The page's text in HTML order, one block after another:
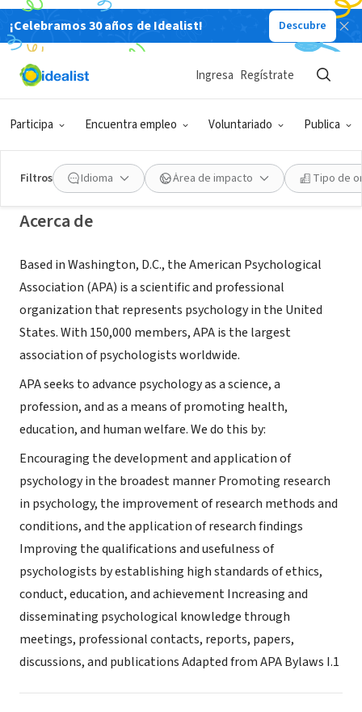
¡Celebramos 30 años de Idealist! Descubre
Participa Encuentra empleo Voluntariado Publica
Ingresa Regístrate
Filtros Idioma Área de impacto Tipo de
ORGANIZACIÓN SIN FIN DE LUCRO
American Psychological
Association
Washington, DC|www.apa.org
Acerca de
Based in Washington, D.C., the American Psychological
Association (APA) is a scientific and professional
organization that represents psychology in the United
States. With 150,000 members, APA is the largest
association of psychologists worldwide.
APA seeks to advance psychology as a science, a
profession, and as a means of promoting health,
education, and human welfare. We do this by:
Encouraging the development and application of
psychology in the broadest manner Promoting research
in psychology, the improvement of research methods and
conditions, and the application of research findings
Improving the qualifications and usefulness of
psychologists by establishing high standards of ethics,
conduct, education, and achievement Increasing and
disseminating psychological knowledge through
meetings, professional contacts, reports, papers,
discussions, and publications Adapted from APA Bylaws I.1